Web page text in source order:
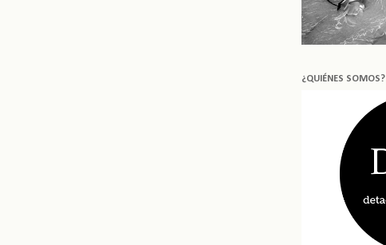
¿QUIÉNES SOMOS?